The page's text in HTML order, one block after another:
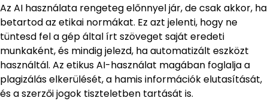
Az AI használata rengeteg előnnyel jár, de csak akkor, ha
betartod az etikai normákat. Ez azt jelenti, hogy ne
tüntesd fel a gép által írt szöveget saját eredeti
munkaként, és mindig jelezd, ha automatizált eszközt
használtál. Az etikus AI-használat magában foglalja a
plagizálás elkerülését, a hamis információk elutasítását,
és a szerzői jogok tiszteletben tartását is.